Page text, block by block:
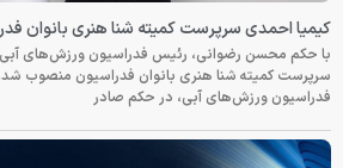
کیمیا احمدی سرپرست کمیته شنا هنری بانوان
با حکم محسن رضوانی، رئیس فدراسیون ورزش‌های آبی،
سرپرست کمیته شنا هنری بانوان فدراسیون منصوب
فدراسیون ورزش‌های آبی، در حکم صادر